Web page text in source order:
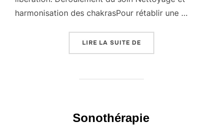
harmonisation des chakrasPour rétablir une …
LIRE LA SUITE DE
Sonothérapie